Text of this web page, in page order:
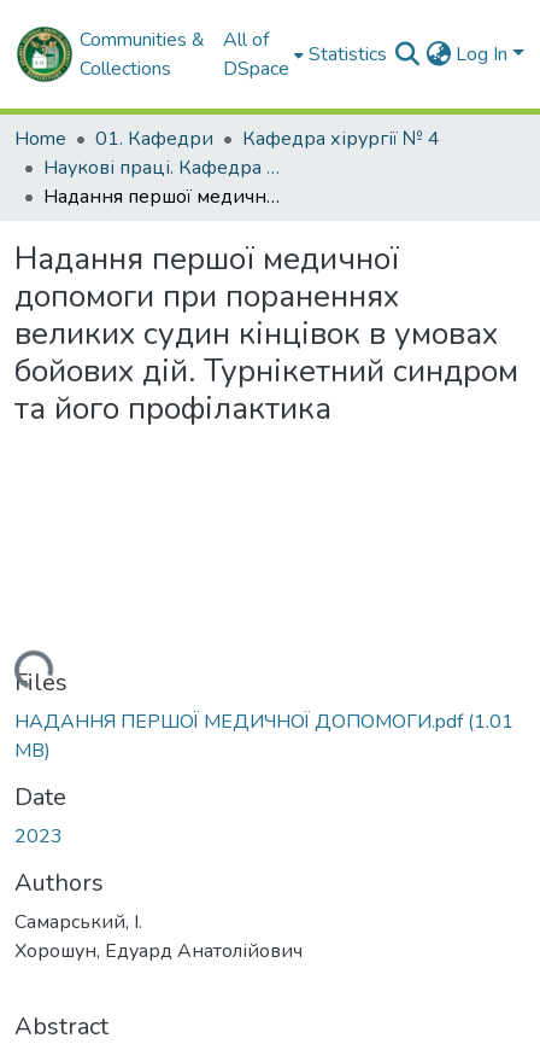
Communities &
Collections
All of
DSpace
Statistics Log In
Home 01. Кафедри
Кафедра хірургії № 4
Наукові праці. Кафедра хірургії № 4
Надання першої медичної допомоги при пораненнях великих судин кінцівок в умовах бойових дій. Турнікетний синдром та його профілактика
Надання першої медичної
допомоги при пораненнях
великих судин кінцівок в умовах
бойових дій. Турнікетний синдром
та його профілактика
Files
НАДАННЯ ПЕРШОЇ МЕДИЧНОЇ ДОПОМОГИ.pdf(1.01
MB)
Date
2023
Authors
Самарський, І.
Хорошун, Едуард Анатолійович
Abstract